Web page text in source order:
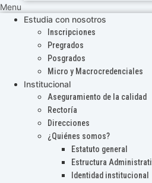
Menu
Estudia con nosotros
Inscripciones
Pregrados
Posgrados
Micro y Macrocredenciales
Institucional
Aseguramiento de la calidad
Rectoría
Direcciones
¿Quiénes somos?
Estatuto general
Estructura
Identidad institucional